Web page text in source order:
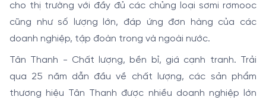
cho thị trường với đầy đủ các chủng loại sơmi rơmooc
cũng như số lượng lớn, đáp ứng đơn hàng của các
doanh nghiệp, tập đoàn trong và ngoài nước.
Tân Thanh - Chất lượng, bền bỉ, giá cạnh tranh. Trải
qua 25 năm dẫn đầu về chất lượng, các sản phẩm
thương hiệu Tân Thanh được nhiều doanh nghiệp lớn